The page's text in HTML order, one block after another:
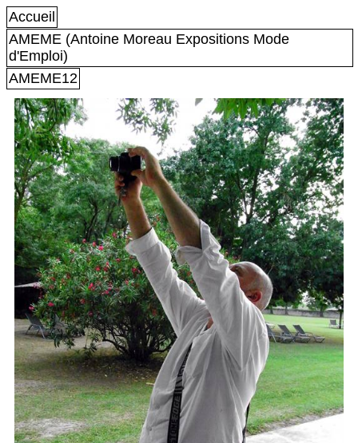
Accueil
AMEME (Antoine Moreau Expositions Mode
d'Emploi)
AMEME12